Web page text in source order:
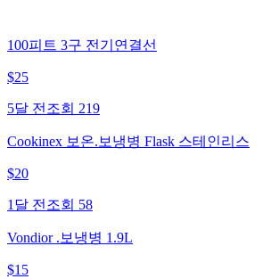
100피트 3구 전기연결선
$25
5달 전 조회 219
Cookinex 보온.보냉병 Flask 스테인리스
$20
1달 전 조회 58
Vondior .보냉병 1.9L
$15